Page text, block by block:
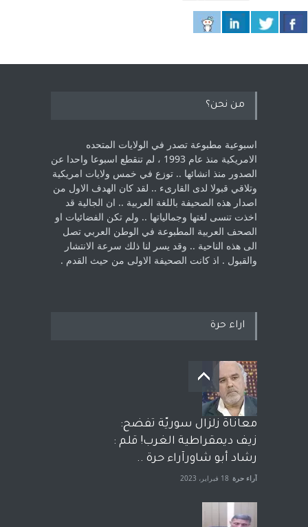
من نحن؟
اسبوعية مطبوعة تصدر في الولايات المتحده
الامريكية منذ عام 1993 ، لم ‏تنقطع اسبوعا واحدا عن
الصدور منذ انشائها .. توزع في خمس ولايات امريكية
‏وتلاقي قبولا لدى القارىء ..‏ لقد كان الهدف الاول من
اصدار هذه الصحيفة باللغة العربية .. ان الجالية قد
اخذت ‏تنسى لغتها وجمالياتها .. ولم تكن الفضائيات او
الصحف العربية المطبوعة في الوطن ‏العربي تصل
الى هذه الناحية .. وقد يسر لنا ذلك سرعة الانتشار
والقبول . اذ كانت ‏الصحيفة الاولى من حيث القدم . ‏
اراء حرة
معاناة زلزال سوريّة تفضح:
زيف ديمقراطية الغرب! قلم :
رشاد أبو شاورآراء حرة ..
آراء حرة 18 فبراير، 2023